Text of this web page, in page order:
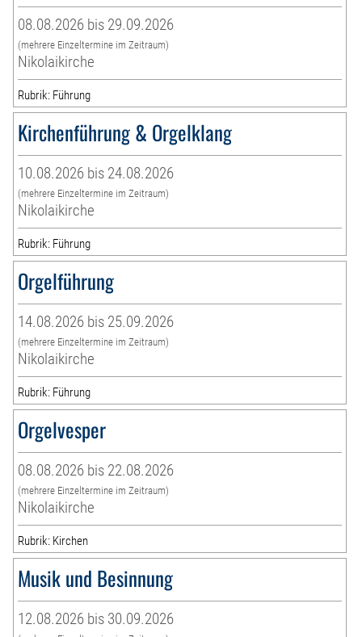
08.08.2026 bis 29.09.2026
(mehrere Einzeltermine im Zeitraum)
Nikolaikirche
Rubrik: Führung
Kirchenführung & Orgelklang
10.08.2026 bis 24.08.2026
(mehrere Einzeltermine im Zeitraum)
Nikolaikirche
Rubrik: Führung
Orgelführung
14.08.2026 bis 25.09.2026
(mehrere Einzeltermine im Zeitraum)
Nikolaikirche
Rubrik: Führung
Orgelvesper
08.08.2026 bis 22.08.2026
(mehrere Einzeltermine im Zeitraum)
Nikolaikirche
Rubrik: Kirchen
Musik und Besinnung
12.08.2026 bis 30.09.2026